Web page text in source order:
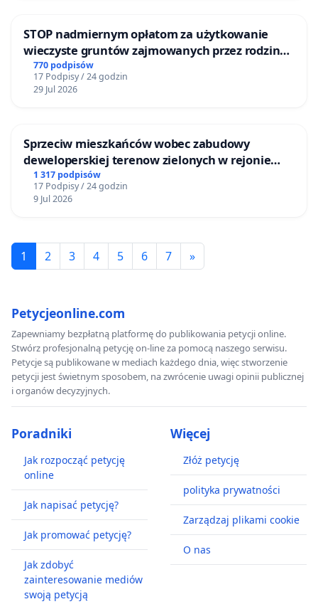
STOP nadmiernym opłatom za użytkowanie
wieczyste gruntów zajmowanych przez rodzinne
ogrody działkowe.
770 podpisów
17 Podpisy / 24 godzin
29 Jul 2026
Sprzeciw mieszkańców wobec zabudowy
deweloperskiej terenow zielonych w rejonie
Bulwarów Straceńskich w Bielsku-Białej
1 317 podpisów
17 Podpisy / 24 godzin
9 Jul 2026
1 2 3 4 5 6 7 »
Petycjeonline.com
Zapewniamy bezpłatną platformę do publikowania petycji online.
Stwórz profesjonalną petycję on-line za pomocą naszego serwisu.
Petycje są publikowane w mediach każdego dnia, więc stworzenie
petycji jest świetnym sposobem, na zwrócenie uwagi opinii publicznej
i organów decyzyjnych.
Poradniki
Jak rozpocząć petycję
online
Jak napisać petycję?
Jak promować petycję?
Jak zdobyć
zainteresowanie mediów
swoją petycją
Więcej
Złóż petycję
polityka prywatności
Zarządzaj plikami cookie
O nas